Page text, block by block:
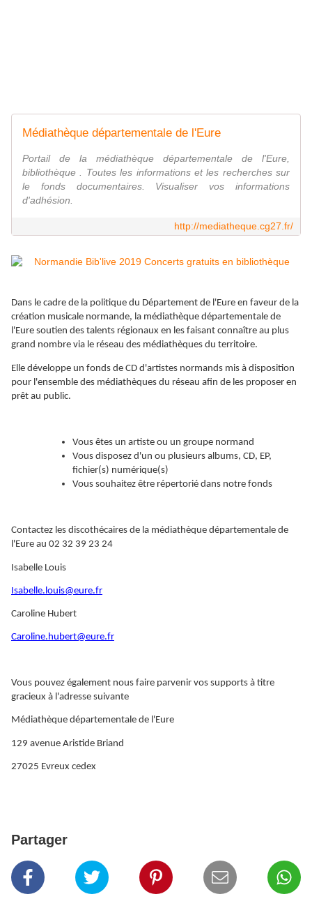
Médiathèque départementale de l'Eure
Portail de la médiathèque départementale de l'Eure,
bibliothèque . Toutes les informations et les recherches sur
le fonds documentaires. Visualiser vos informations
d'adhésion.
http://mediatheque.cg27.fr/
Dans le cadre de la politique du Département de l'Eure en faveur de la
création musicale normande, la médiathèque départementale de
l'Eure soutien des talents régionaux en les faisant connaître au plus
grand nombre via le réseau des médiathèques du territoire.
Elle développe un fonds de CD d'artistes normands mis à disposition
pour l'ensemble des médiathèques du réseau afin de les proposer en
prêt au public.
Vous êtes un artiste ou un groupe normand
Vous disposez d'un ou plusieurs albums, CD, EP,
fichier(s) numérique(s)
Vous souhaitez être répertorié dans notre fonds
Contactez les discothécaires de la médiathèque départementale de
l'Eure au 02 32 39 23 24
Isabelle Louis
Isabelle.louis@eure.fr
Caroline Hubert
Caroline.hubert@eure.fr
Vous pouvez également nous faire parvenir vos supports à titre
gracieux à l'adresse suivante
Médiathèque départementale de l'Eure
129 avenue Aristide Briand
27025 Evreux cedex
Partager